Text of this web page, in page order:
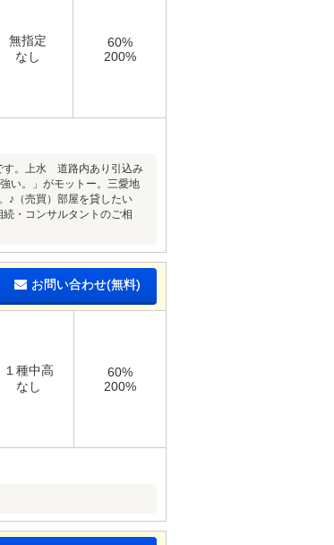
無指定
なし
60%
200%
す。上水 道路内あり引込み
い。」がモットー。三愛地
♪（売買）部屋を貸したい
・コンサルタントのご相
お問い合わせ(無料)
１種中高
なし
60%
200%